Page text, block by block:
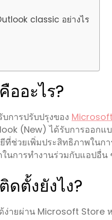
classic อย่างไร
อะไร?
การปรับปรุงของ
(New) ได้รับการออก
ช่วยเพิ่มประสิทธิภาพในกา
นการทำงานร่วมกับแอปอื่
ตั้งยังไง?
ายผ่าน Microsoft Store